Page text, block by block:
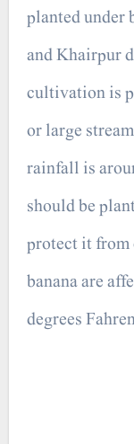
planted under
and Khairpur
cultivation is
or large
rainfall is
should be
protect it
banana are
degrees